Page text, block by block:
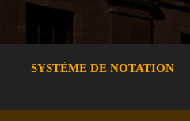
SYSTÈME DE NOTATION